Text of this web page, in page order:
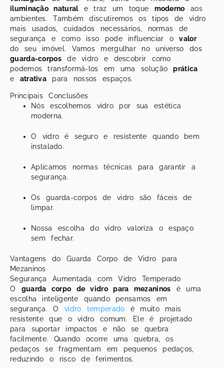
iluminação naturale traz um toque moderno aos
ambientes. Também discutiremos os tipos de vidro
mais usados, cuidados necessários, normas de
segurança e como isso pode influenciar ovalor
do seu imóvel. Vamos mergulhar no universo dos
guarda-corposde vidro e descobrir como
podemos transformá-los em uma soluçãoprática
e atrativa para nossos espaços.
Principais Conclusões
Nós escolhemos vidro por sua estética
moderna.
O vidro é seguro e resistente quando bem
instalado.
Aplicamos normas técnicas para garantir a
segurança.
Os guarda-corpos de vidro são fáceis de
limpar.
Nossa escolha do vidro valoriza o espaço
sem fechar.
Vantagens do Guarda Corpo de Vidro para
Mezaninos
Segurança Aumentada com Vidro Temperado
O guarda corpo de vidro para mezaninos é uma
escolha inteligente quando pensamos em
segurança. O vidro temperado é muito mais
resistente que o vidro comum. Ele é projetado
para suportar impactos e não se quebra
facilmente. Quando ocorre uma quebra, os
pedaços se fragmentam em pequenos pedaços,
reduzindo o risco de ferimentos.